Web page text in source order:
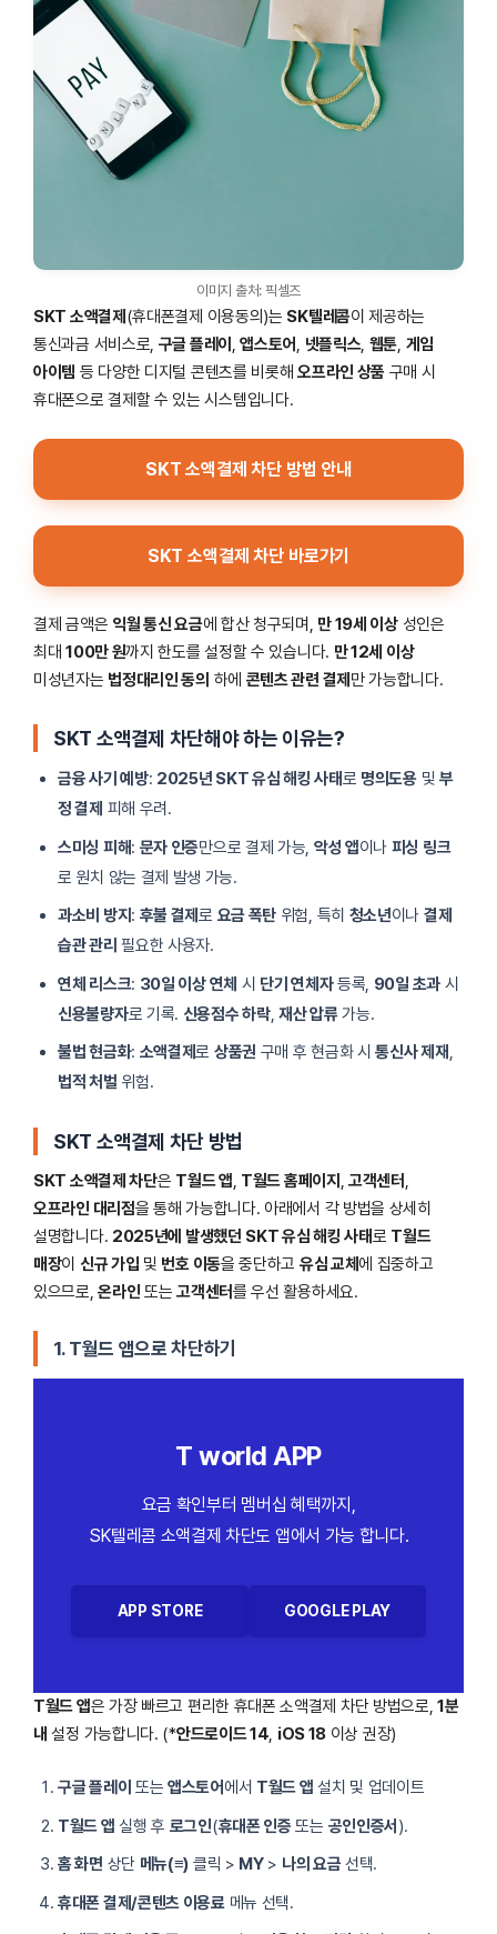
이미지 출처: 픽셀즈
SKT 소액결제 (휴대폰결제 이용동의)는 SK텔레콤이 제공하는
통신과금 서비스로, 구글 플레이 ,앱스토어, 넷플릭스, 웹툰, 게임
아이템 등 다양한 디지털 콘텐츠를 비롯해오프라인 상품 구매 시
휴대폰으로 결제할 수 있는 시스템입니다.
SKT 소액결제 차단 방법 안내
SKT 소액결제 차단 바로가기
결제 금액은 익월 통신 요금에 합산 청구되며, 만 19세 이상성인은
최대100만 원까지 한도를 설정할 수 있습니다. 만 12세 이상
미성년자는 법정대리인 동의 하에 콘텐츠 관련 결제 만 가능합니다.
SKT 소액결제 차단해야 하는 이유는?
금융 사기 예방: 2025년 SKT 유심 해킹 사태로 명의도용및 부
정 결제 피해 우려.
스미싱 피해: 문자 인증만으로 결제 가능, 악성 앱이나 피싱 링크
로 원치 않는 결제 발생 가능.
과소비 방지 : 후불 결제로 요금 폭탄 위험, 특히 청소년이나 결제
습관 관리 필요한 사용자.
연체 리스크: 30일 이상 연체 시 단기 연체자등록, 90일 초과시
신용불량자로 기록. 신용점수 하락,재산 압류가능.
불법 현금화: 소액결제로 상품권 구매 후 현금화 시통신사 제재,
법적 처벌 위험.
SKT 소액결제 차단 방법
SKT 소액결제 차단은 T월드 앱, T월드 홈페이지 ,고객센터 ,
오프라인 대리점을 통해 가능합니다. 아래에서 각 방법을 상세히
설명합니다. 2025년에 발생했던 SKT 유심 해킹 사태로 T월드
매장이 신규 가입 및 번호 이동을 중단하고 유심 교체 에 집중하고
있으므로,온라인 또는고객센터를 우선 활용하세요.
1. T월드 앱으로 차단하기
T world APP
요금 확인부터 멤버십 혜택까지,
SK텔레콤 소액결제 차단도 앱에서 가능 합니다.
APP STORE GOOGLE PLAY
T월드 앱은 가장 빠르고 편리한 휴대폰 소액결제 차단 방법으로,1분
내 설정 가능합니다. (*안드로이드 14 iOS 18 이상 권장)
구글 플레이 또는앱스토어에서 T월드 앱 설치 및 업데이트
T월드 앱 실행 후 로그인(휴대폰 인증또는 공인인증서 ).
홈 화면 상단 메뉴(≡) 클릭 > MY> 나의 요금선택.
휴대폰 결제/콘텐츠 이용료 메뉴 선택.